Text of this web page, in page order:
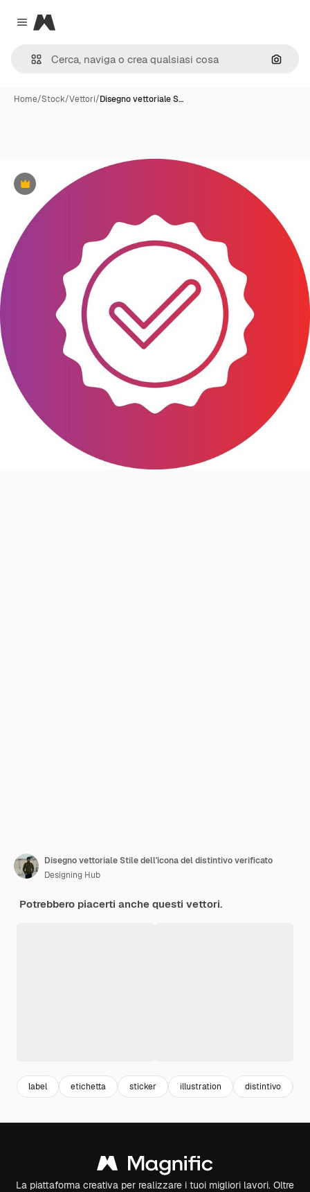
Close menu
Magnific
Cerca
Home/Stock/Vettori/Disegno vettoriale S…
Premium
Disegno vettoriale Stile dell'icona del distintivo verificato
Designing Hub
Potrebbero piacerti anche questi vettori.
label etichetta sticker illustration distintivo
La piattaforma creativa per realizzare i tuoi migliori lavori. Oltre